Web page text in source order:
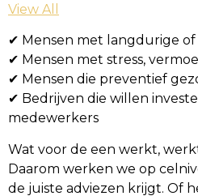
View All
✔ Mensen met langdurige
✔ Mensen met stress,
✔ Mensen die preventief
✔ Bedrijven die willen
medewerkers
Wat voor de een werkt,
Daarom werken we op
de juiste adviezen krijgt. Of